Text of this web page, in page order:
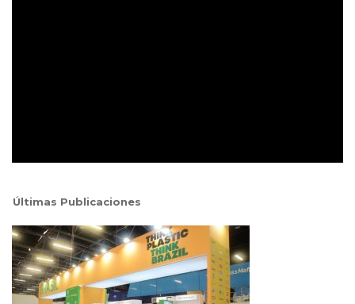
Últimas Publicaciones